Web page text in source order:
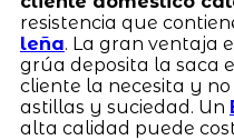
resistencia que
leña. La gran ventaja
grúa deposita la saca
cliente la necesita y
astillas y suciedad. Un
alta calidad puede